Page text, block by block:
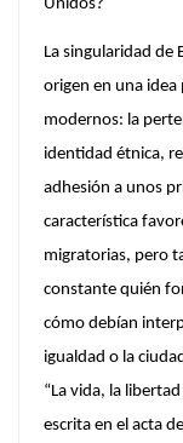
Unidos?
La singularidad de
origen en una
modernos: la
identidad étnica,
adhesión a unos
característica
migratorias, pero
constante quién
cómo debían
igualdad o la
“La vida, la
escrita en el acta